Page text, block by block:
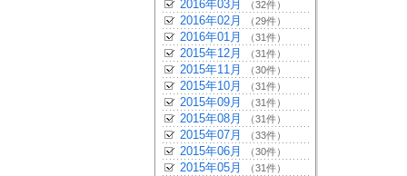
2016年03月 （32件）
2016年02月 （29件）
2016年01月 （31件）
2015年12月 （31件）
2015年11月 （30件）
2015年10月 （31件）
2015年09月 （31件）
2015年08月 （31件）
2015年07月 （33件）
2015年06月 （30件）
2015年05月 （31件）